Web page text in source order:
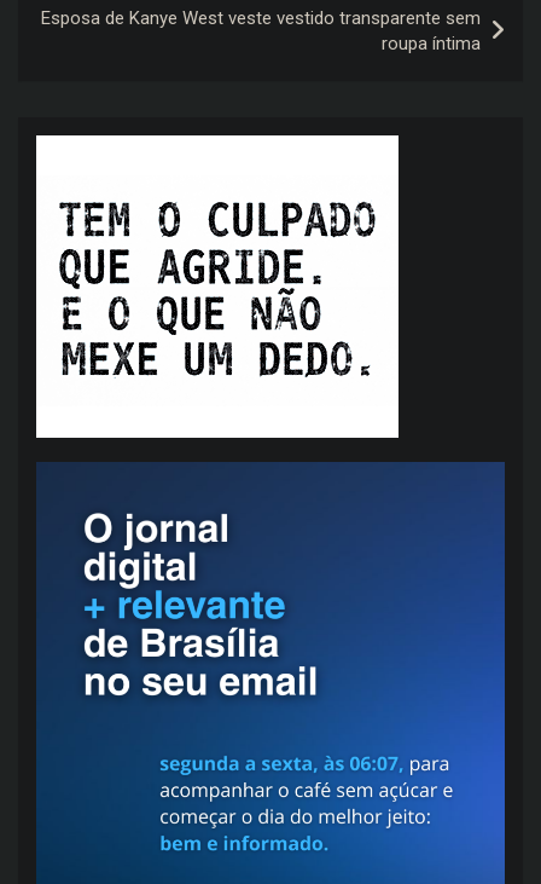
Esposa de Kanye West veste vestido transparente sem
roupa íntima